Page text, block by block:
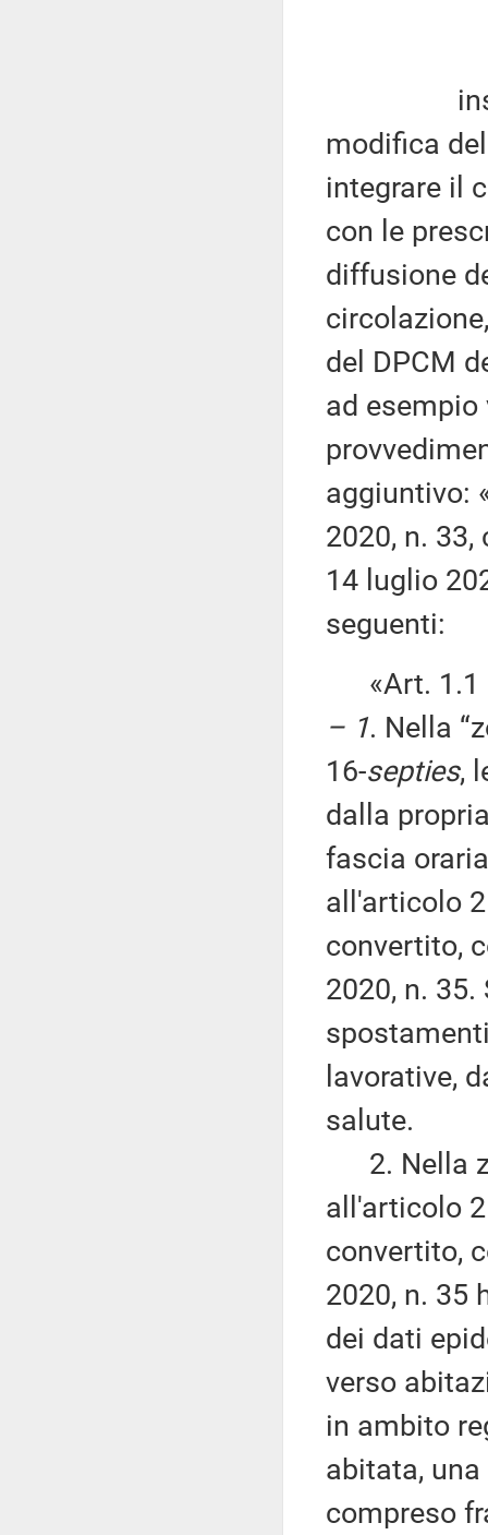
inserire
modifica
integrare il
con le
diffusione
del DPCM
ad
aggiuntivo:
2020, n.
14 luglio
seguenti:
«Art.
– 1. Nella
16-septies,
dalla
fascia
all'articolo
convertito,
2020, n.
lavorative,
salute.
2. Nella
all'articolo
convertito,
2020, n. 35
dei dati
verso
in ambito
abitata,
compreso